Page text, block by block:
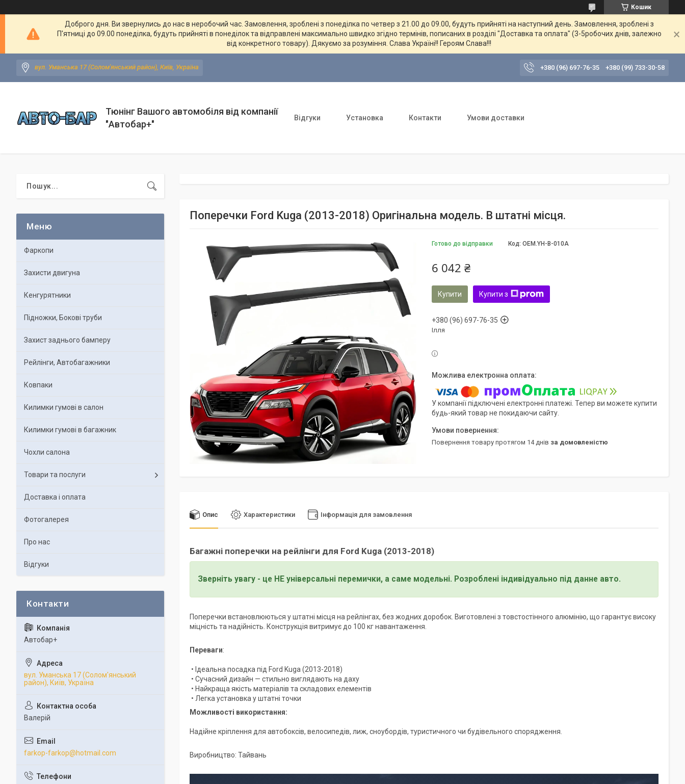
Кошик
Доброго дня. Ви звернулись до нас в неробочий час. Замовлення, зроблені з понеділка по четвер з 21.00 до 09.00, будуть прийняті на наступний день. Замовлення, зроблені з
П'ятниці до 09.00 понеділка, будуть прийняті в понеділок та відправлені максимально швидко згідно термінів, пописаних в розділі "Доставка та оплата" (3-5робочих днів, залежно
від конкретного товару). Дякуємо за розуміння. Слава Україні!! Героям Слава!!!
вул. Уманська 17 (Солом'янський район), Київ, Україна +380 (96) 697-76-35 +380 (99) 733-30-58
Тюнінг Вашого автомобіля від компанії
"Автобар+"
Відгуки Установка Контакти Умови доставки
Поперечки Ford Kuga (2013-2018) Оригінальна модель. В штатні місця.
Готово до відправки Код: OEM.YH-B-010A
6 042 ₴
Купити Купити з
+380 (96) 697-76-35
Ілля
У компанії підключені електронні платежі. Тепер ви можете купити
будь-який товар не покидаючи сайту.
повернення товару протягом 14 днів за домовленістю
Опис Характеристики Інформація для замовлення
Багажні поперечки на рейлінги для Ford Kuga (2013-2018)
Зверніть увагу - це НЕ універсальні перемички, а саме модельні. Розроблені індивідуально під данне авто.
Поперечки встановлюються у штатні місця на рейлінгах, без жодних доробок. Виготовлені з товстостінного алюмінію, що гарантує високу
міцність та надійність. Конструкція витримує до 100 кг навантаження.
Переваги:
• Ідеальна посадка під Ford Kuga (2013-2018)
• Сучасний дизайн — стильно виглядають на даху
• Найкраща якість матеріалів та складових елементів
• Легка установка у штатні точки
Можливості використання:
Надійне кріплення для автобоксів, велосипедів, лиж, сноубордів, туристичного чи будівельного спорядження.
Виробництво: Тайвань
Фаркопи
Захисти двигуна
Кенгурятники
Підножки, Бокові труби
Захист заднього бамперу
Рейлінги, Автобагажники
Ковпаки
Килимки гумові в салон
Килимки гумові в багажник
Чохли салона
Товари та послуги
Доставка і оплата
Фотогалерея
Про нас
Відгуки
Автобар+
вул. Уманська 17 (Солом'янський
район), Київ, Україна
Валерій
farkop-farkop@hotmail.com